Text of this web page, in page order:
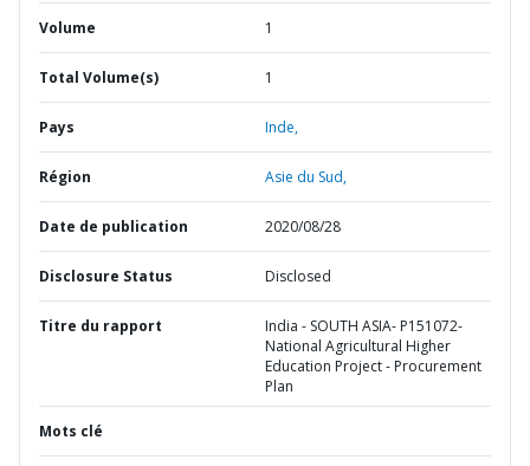
Volume 1
Total Volume(s) 1
Pays Inde,
Région Asie du Sud,
Date de publication 2020/08/28
Disclosure Status Disclosed
Titre du rapport
India - SOUTH ASIA- P151072-
National Agricultural Higher
Education Project - Procurement
Plan
Mots clé